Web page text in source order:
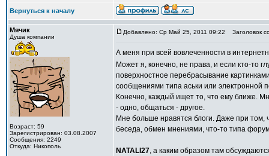
Вернуться к началу
Мячик
Душа компании
Возраст: 59
Зарегистрирован: 03.08.2007
Сообщения: 2249
Откуда: Никополь
Добавлено: Ср Май 25, 2011 09:22 Заголовок
А меня при всей вовлеченности в
Может я, конечно, не права, и если кто-то
поверхностное перебрасывание
сообщениями типа аськи или электронной
Конечно, каждый ищет то, что ему ближе.
- одно, общаться - другое.
Мне больше нравятся блоги. Даже при том,
беседа, обмен мнениями, что-то типа
NATALI27, а каким образом там